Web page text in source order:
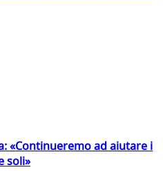
«Continueremo ad aiutare i
soli»